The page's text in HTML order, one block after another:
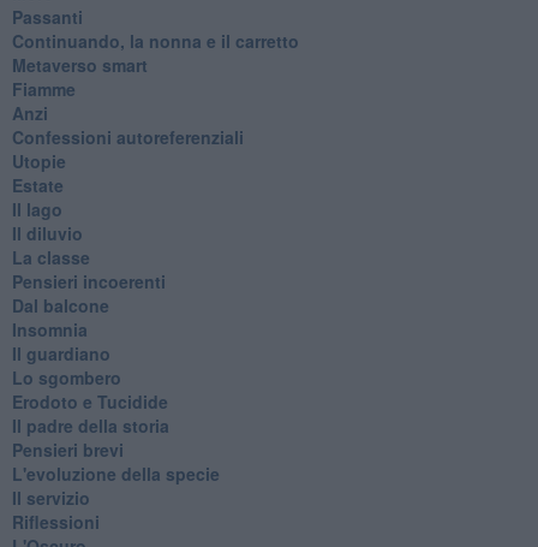
Passanti
Continuando, la nonna e il carretto
Metaverso smart
Fiamme
Anzi
Confessioni autoreferenziali
Utopie
Estate
Il lago
Il diluvio
La classe
Pensieri incoerenti
Dal balcone
Insomnia
Il guardiano
Lo sgombero
Erodoto e Tucidide
Il padre della storia
Pensieri brevi
L'evoluzione della specie
Il servizio
Riflessioni